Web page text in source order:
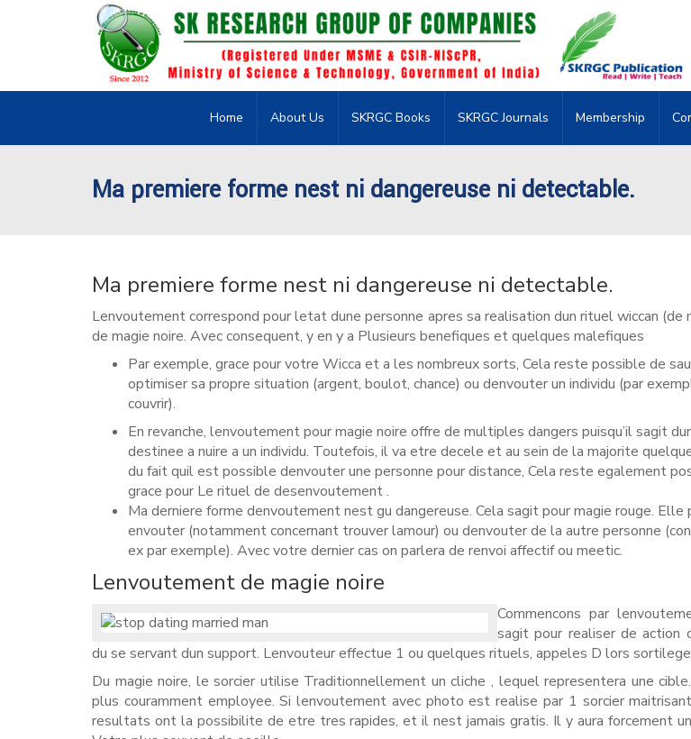
Home About Us SKRGC Books SKRGC Journals Membership
Ma premiere forme nest ni dangereuse ni detectable.
Ma premiere forme nest ni dangereuse ni detectable.
Lenvoutement correspond pour letat dune personne apres sa realisation dun rituel wiccan (de
de magie noire. Avec consequent, y en y a Plusieurs benefiques et quelques malefiques
Par exemple, grace pour votre Wicca et a les nombreux sorts, Cela reste possible de
optimiser sa propre situation (argent, boulot, chance) ou denvouter un individu (par
couvrir).
En revanche, lenvoutement pour magie noire offre de multiples dangers puisqu’il sagit
destinee a nuire a un individu. Toutefois, il va etre decele et au sein de la majorite
du fait quil est possible denvouter une personne pour distance, Cela reste egalement
grace pour Le rituel de desenvoutement .
Ma derniere forme denvoutement nest gu dangereuse. Cela sagit pour magie rouge.
envouter (notamment concernant trouver lamour) ou denvouter de la autre personne
ex par exemple). Avec votre dernier cas on parlera de renvoi affectif ou meetic.
Lenvoutement de magie noire
Commencons par
sagit pour realiser de action
du se servant dun support. Lenvouteur effectue 1 ou quelques rituels, appeles D lors
Du magie noire, le sorcier utilise Traditionnellement un cliche , lequel representera une
plus couramment employee. Si lenvoutement avec photo est realise par 1 sorcier
resultats ont la possibilite de etre tres rapides, et il nest jamais gratis. Il y aura forcement